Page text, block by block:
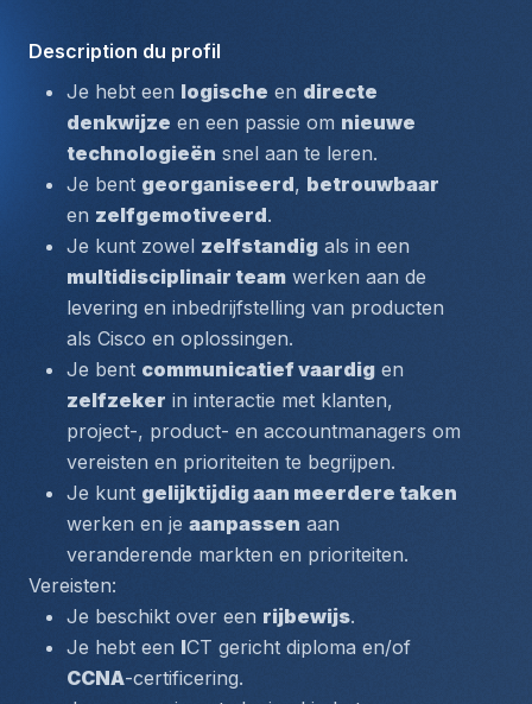
Description du profil
Je hebt een logische en directe
denkwijze en een passie om nieuwe
technologieën snel aan te leren.
Je bent georganiseerd, betrouwbaar
en zelfgemotiveerd.
Je kunt zowel zelfstandig
multidisciplinair team werken aan de
levering en inbedrijfstelling van producten
als Cisco en oplossingen.
Je bent communicatief vaardig
zelfzeker in interactie met klanten,
project-, product- en accountmanagers om
vereisten en prioriteiten te begrijpen.
Je kunt gelijktijdig aan meerdere taken
werken en je aanpassen aan
veranderende markten en prioriteiten.
Vereisten:
Je beschikt over een rijbewijs.
Je hebt een I
CCNA-certificering.